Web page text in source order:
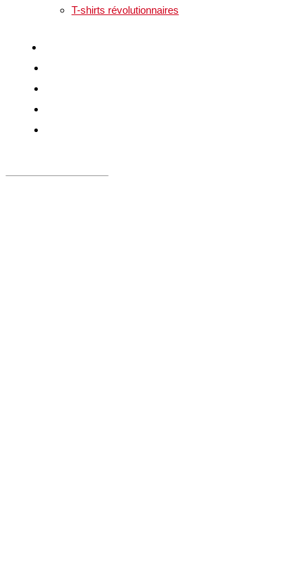
T-shirts révolutionnaires